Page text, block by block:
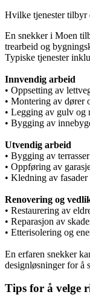
Hvilke tjenester tilbyr
En snekker i Moen
trearbeid og
Typiske tjenester
Innvendig arbeid
• Oppsetting av
• Montering av dører
• Legging av gulv og
• Bygging av
Utvendig arbeid
• Bygging av
• Oppføring av
• Kledning av fasader
Renovering og
• Restaurering av
• Reparasjon av
• Etterisolering og
En erfaren snekker
designløsninger for å
Tips for å velge